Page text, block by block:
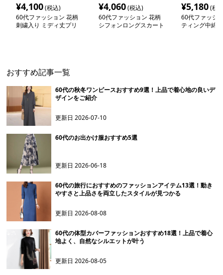
¥4,100(税込)
60代ファッション 花柄
刺繍入り ミディ丈プリ
¥4,060(税込)
60代ファッション 花柄
シフォンロングスカート
¥5,180(税
60代ファッシ
ティング中綿
おすすめ記事一覧
60代の秋冬ワンピースおすすめ9選！上品で着心地の良いデ
ザインをご紹介
更新日2026-07-10
60代のお出かけ服おすすめ5選
更新日2026-06-18
60代の旅行におすすめのファッションアイテム13選！動き
やすさと上品さを両立したスタイルが見つかる
更新日2026-08-08
60代の体型カバーファッションおすすめ18選！上品で着心
地よく、自然なシルエットが叶う
更新日2026-08-05